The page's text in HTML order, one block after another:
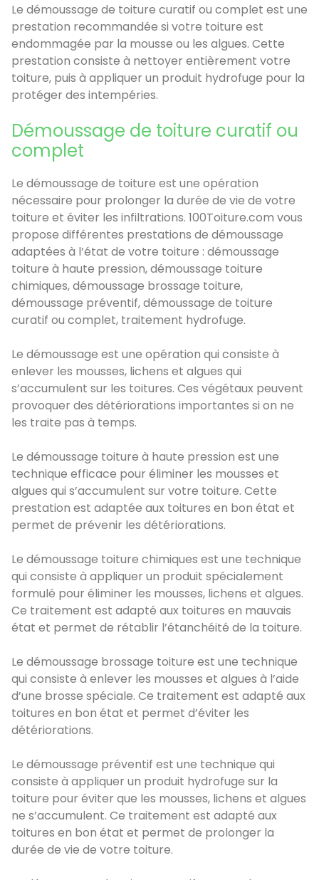
Le démoussage de toiture curatif ou complet est une
prestation recommandée si votre toiture est
endommagée par la mousse ou les algues. Cette
prestation consiste à nettoyer entièrement votre
toiture, puis à appliquer un produit hydrofuge pour la
protéger des intempéries.
Démoussage de toiture curatif ou
complet
Le démoussage de toiture est une opération
nécessaire pour prolonger la durée de vie de votre
toiture et éviter les infiltrations. 100Toiture.com vous
propose différentes prestations de démoussage
adaptées à l’état de votre toiture : démoussage
toiture à haute pression, démoussage toiture
chimiques, démoussage brossage toiture,
démoussage préventif, démoussage de toiture
curatif ou complet, traitement hydrofuge.
Le démoussage est une opération qui consiste à
enlever les mousses, lichens et algues qui
s’accumulent sur les toitures. Ces végétaux peuvent
provoquer des détériorations importantes si on ne
les traite pas à temps.
Le démoussage toiture à haute pression est une
technique efficace pour éliminer les mousses et
algues qui s’accumulent sur votre toiture. Cette
prestation est adaptée aux toitures en bon état et
permet de prévenir les détériorations.
Le démoussage toiture chimiques est une technique
qui consiste à appliquer un produit spécialement
formulé pour éliminer les mousses, lichens et algues.
Ce traitement est adapté aux toitures en mauvais
état et permet de rétablir l’étanchéité de la toiture.
Le démoussage brossage toiture est une technique
qui consiste à enlever les mousses et algues à l’aide
d’une brosse spéciale. Ce traitement est adapté aux
toitures en bon état et permet d’éviter les
détériorations.
Le démoussage préventif est une technique qui
consiste à appliquer un produit hydrofuge sur la
toiture pour éviter que les mousses, lichens et algues
ne s’accumulent. Ce traitement est adapté aux
toitures en bon état et permet de prolonger la
durée de vie de votre toiture.